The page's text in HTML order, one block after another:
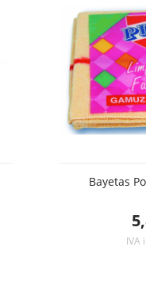
Bayetas
IVA